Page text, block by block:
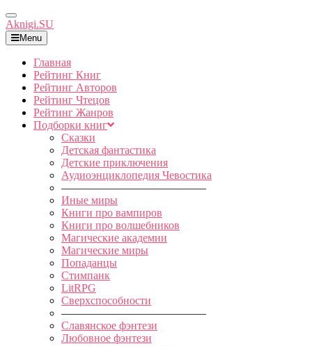
Toggle
Navigation
Aknigi.SU
Menu
Главная
Рейтинг Книг
Рейтинг Авторов
Рейтинг Чтецов
Рейтинг Жанров
Подборки книг
Сказки
Детская фантастика
Детские приключения
Аудиоэнциклопедия Чевостика
—————————————
Иные миры
Книги про вампиров
Книги про волшебников
Магические академии
Магические миры
Попаданцы
Стимпанк
LitRPG
Сверхспособности
—————————————
Славянское фэнтези
Любовное фэнтези